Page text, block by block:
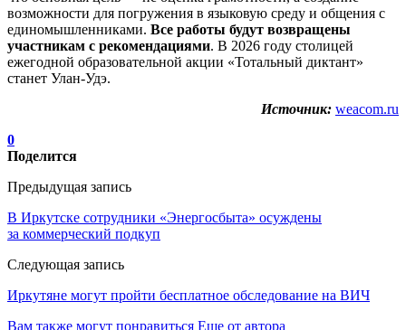
возможности для погружения в языковую среду и общения с
единомышленниками. Все работы будут возвращены
участникам с рекомендациями. В 2026 году столицей
ежегодной образовательной акции «Тотальный диктант»
станет Улан-Удэ.
Источник: weacom.ru
0
Поделится
Предыдущая запись
В Иркутске сотрудники «Энергосбыта» осуждены
за коммерческий подкуп
Следующая запись
Иркутяне могут пройти бесплатное обследование на ВИЧ
Вам также могут понравиться Еще от автора